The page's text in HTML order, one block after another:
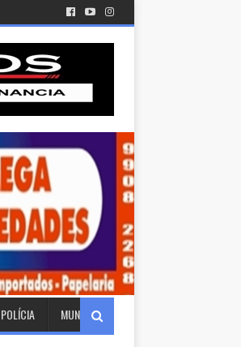
POLÍCIA MUNDO